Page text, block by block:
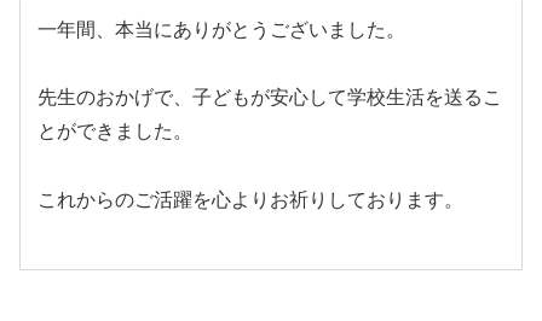
一年間、本当にありがとうございました。
先生のおかげで、子どもが安心して学校生活を送るこ
とができました。
これからのご活躍を心よりお祈りしております。